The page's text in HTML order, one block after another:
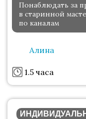
Понаблюдать за
в старинной
по каналам
Алина
1.5 часа